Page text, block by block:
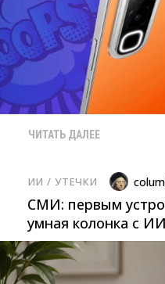
ЧИТАТЬ ДАЛЕЕ
ИИ / УТЕЧКИ
СМИ: первым
умная колонка с